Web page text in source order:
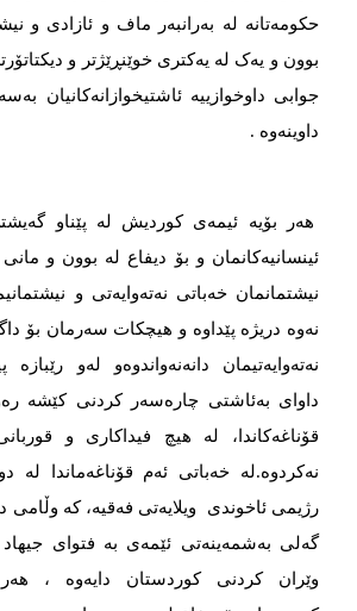
حکومەتانە لە بەرانبەر ماف و ئازادی و
بوون و یەک لە یەکتری خوێنڕێژتر و
جوابی داوخوازییە ئاشتیخوازانەکانیان
داوینەوە .
هەر بۆیە ئیمەی کوردیش لە پێناو
ئینسانیەکانمان و بۆ دیفاع لە بوون و
نیشتمانمان خەباتی نەتەوایەتی و
نەوە دریژە پێداوە و هیچکات سەرمان بۆ
نەتەوایەتیمان دانەنەواندوەو لەو
داوای بەئاشتی چارەسەر کردنی کێشە
قۆناغەکاندا، لە هیچ فیداکاری و
نەکردوە.لە خەباتی ئەم قۆناغەماندا لە
رژیمی ئاخوندی ویلایەتی فەقیە، کە وڵامی
گەلی بەشمەینەتی ئێمەی بە فتوای
وێران کردنی کوردستان دایەوە ، هەر